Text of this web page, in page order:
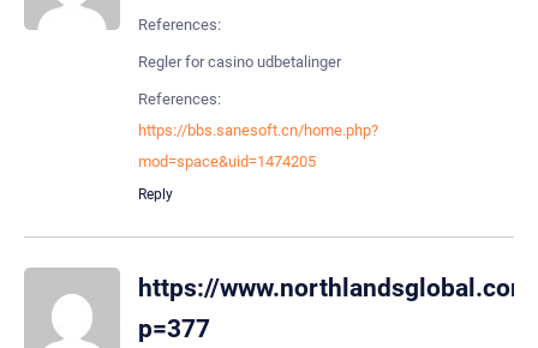
References:
Regler for casino udbetalinger
References:
https://bbs.sanesoft.cn/home.php?
mod=space&uid=1474205
Reply
https://
p=377